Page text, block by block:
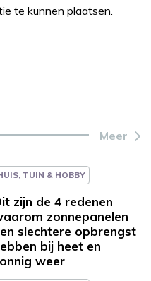
te kunnen plaatsen.
Meer
TUIN & HOBBY
zijn de 4 redenen
zonnepanelen
slechtere opbrengst
bij heet en
weer